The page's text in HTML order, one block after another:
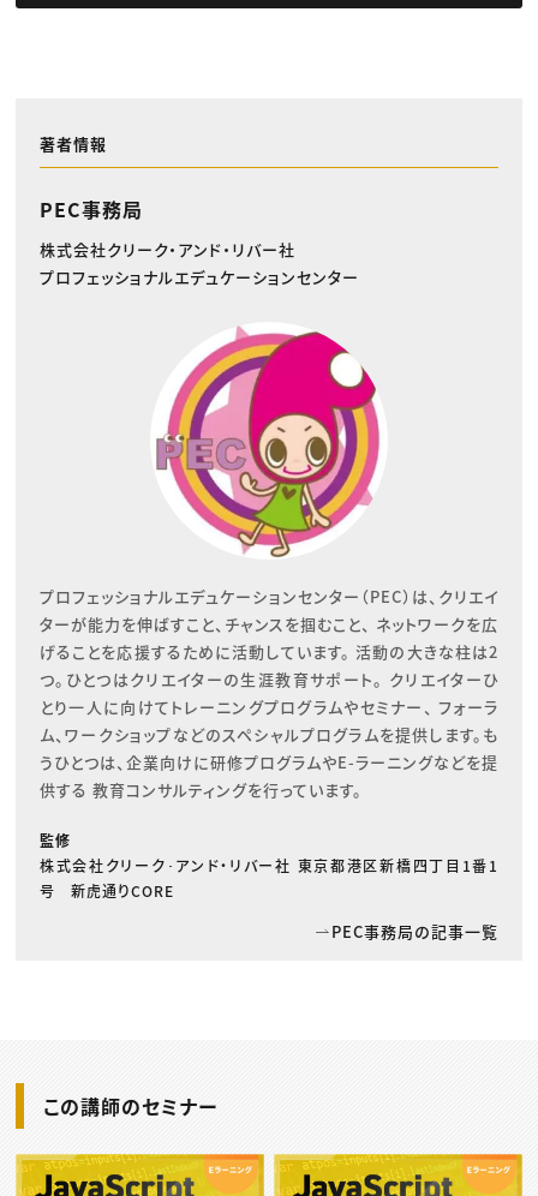
著者情報
PEC事務局
株式会社クリーク・アンド・リバー社
プロフェッショナルエデュケーションセンター
プロフェッショナルエデュケーションセンター（PEC）は、クリエイ
ターが能力を伸ばすこと、チャンスを掴むこと、 ネットワークを広
げることを応援するために活動しています。 活動の大きな柱は2
つ。ひとつはクリエイターの生涯教育サポート。 クリエイターひ
とり一人に向けてトレーニングプログラムやセミナー、 フォーラ
ム、ワークショップなどのスペシャルプログラムを提供します。も
うひとつは、企業向けに研修プログラムやE-ラーニングなどを提
供する 教育コンサルティングを行っています。
監修
株式会社クリーク･アンド・リバー社 東京都港区新橋四丁目1番1
号 新虎通りCORE
PEC事務局の記事一覧
この講師のセミナー